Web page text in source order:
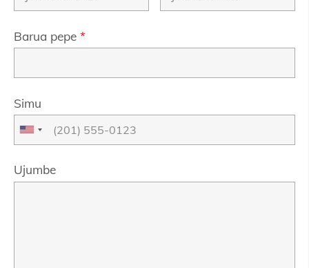
Barua pepe *
Simu
Ujumbe